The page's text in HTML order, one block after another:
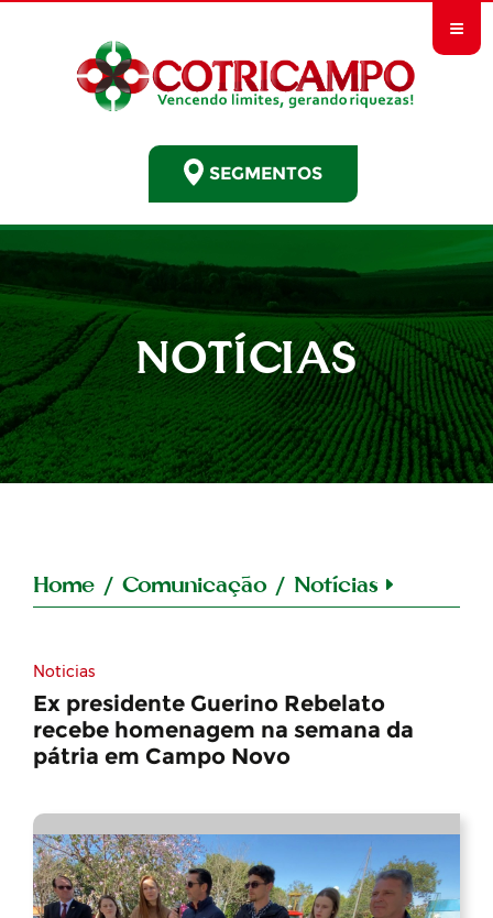
≡
SEGMENTOS
NOTÍCIAS
Home / Comunicação / Notícias
Noticias
Ex presidente Guerino Rebelato
recebe homenagem na semana da
pátria em Campo Novo